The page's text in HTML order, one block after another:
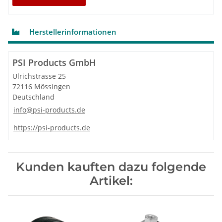
Herstellerinformationen
PSI Products GmbH
Ulrichstrasse 25
72116 Mössingen
Deutschland
info@psi-products.de
https://psi-products.de
Kunden kauften dazu folgende
Artikel: